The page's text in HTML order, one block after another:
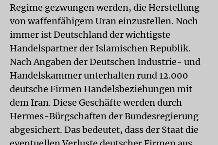
Regime gezwungen werden, die Herstellung
von waffenfähigem Uran einzustellen. Noch
immer ist Deutschland der wichtigste
Handelspartner der Islamischen Republik.
Nach Angaben der Deutschen Industrie- und
Handelskammer unterhalten rund 12.000
deutsche Firmen Handelsbeziehungen mit
dem Iran. Diese Geschäfte werden durch
Hermes-Bürgschaften der Bundesregierung
abgesichert. Das bedeutet, dass der Staat die